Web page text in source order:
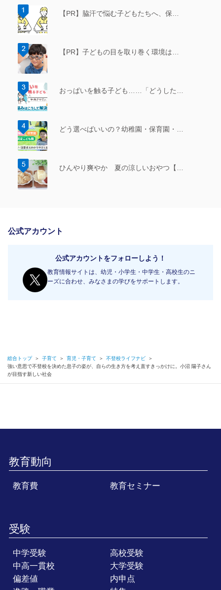
【PR】脇汗で悩む子どもたちへ、保…
【PR】子どもの目を取り巻く環境は…
おっぱいを触る子ども……「どうした…
どう選べばいいの？幼稚園・保育園・…
ひんやり爽やか 夏の涼しいおやつ【…
公式アカウント
公式アカウントをフォローしよう！
教育情報サイトは、幼児・小学生・中学生・高校生のニ
ーズに合わせ、みなさまの学びをサポートします。
総合トップ ＞ 子育て ＞ 育児・子育て ＞ 不登校ライフナビ
＞
強い意思で不登校を決めた息子の姿が、自らの生き方を考え直すきっかけに。小沼 陽子さん
が目指す新しい社会
教育動向
教育費 教育セミナー
受験
中学受験
高校受験
中高一貫校
大学受験
偏差値
内申点